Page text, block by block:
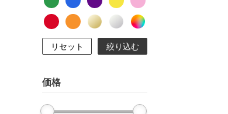
リセット 絞り込む
価格